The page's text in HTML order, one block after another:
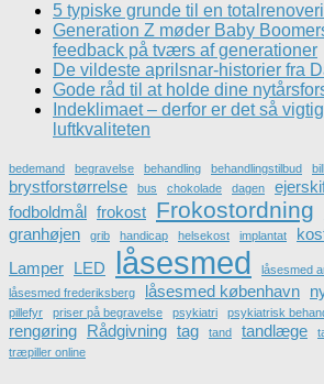
5 typiske grunde til en
Generation Z møder Baby
feedback på tværs af generationer
De vildeste aprilsnar-historier fra
Gode råd til at holde dine
Indeklimaet – derfor er det så
luftkvaliteten
bedemand begravelse behandling behandlingstilbud
brystforstørrelse bus chokolade dagen
fodboldmål frokost Frokostordning
granhøjen
grib handicap helsekost implantat
Lamper LED låsesmed
låsesmed
låsesmed frederiksberg
låsesmed københavn
pillefyr
priser på begravelse psykiatri psykiatrisk
rengøring Rådgivning tag tand tandlæge
træpiller online